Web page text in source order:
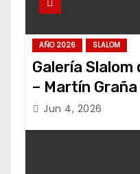
AÑO 2026 SLALOM
Galería
– Martín Graña
Jun 4, 2026